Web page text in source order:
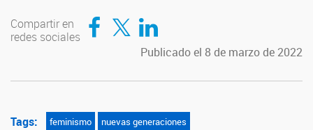
Compartir en
redes sociales
Compartir en Facebook
Compartir en TwitterCompartir en LinkedIn
Publicado el 8 de marzo de 2022
Tags: feminismo nuevas generaciones